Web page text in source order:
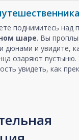
поднимитесь над
шаре. Вы
дюнами и увидите,
озаряют
увидеть, как